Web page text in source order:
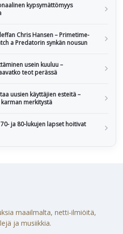
kypsymättömyys
Chris Hansen – Primetime-
a Predatorin synkän nousun
usein kuuluu –
teot perässä
uusien käyttäjien esteitä –
merkitystä
ja 80-lukujen lapset hoitivat
maailmalta, netti-ilmiöitä,
ja musiikkia.